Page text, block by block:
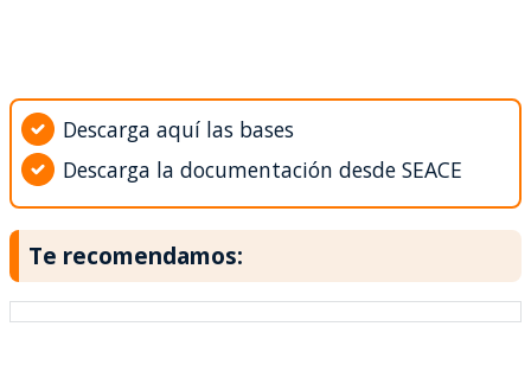
Descarga aquí las bases
Descarga la documentación desde SEACE
Te recomendamos: